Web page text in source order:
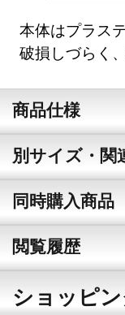
本体はプラス
破損しづらく
商品仕様
別サイズ・関
同時購入商品
閲覧履歴
ショッピ